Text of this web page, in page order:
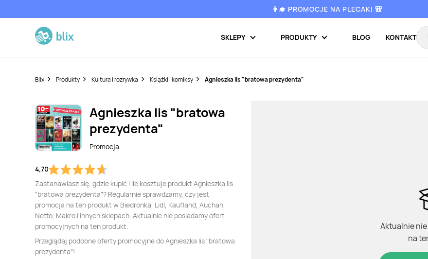
👩‍🎓 PROMOCJE NA PLECAKI 🎒
SKLEPY PRODUKTY BLOG KONTAKT
Blix Produkty Kultura i rozrywka Książki i komiksy Agnieszka lis "bratowa prezydenta"
Agnieszka lis "bratowa
prezydenta"
Promocja
4,70
Zastanawiasz się, gdzie kupić i ile kosztuje produkt Agnieszka lis
"bratowa prezydenta"? Regularnie sprawdzamy, czy jest
promocja na ten produkt w Biedronka, Lidl, Kaufland, Auchan,
Netto, Makro i innych sklepach. Aktualnie nie posiadamy ofert
promocyjnych na ten produkt.
Przeglądaj podobne oferty promocyjne do Agnieszka lis "bratowa
prezydenta"!
Aktualnie
na